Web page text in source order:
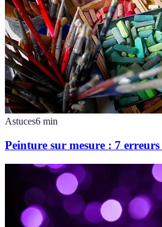
Astuces6 min
Peinture sur mesure : 7